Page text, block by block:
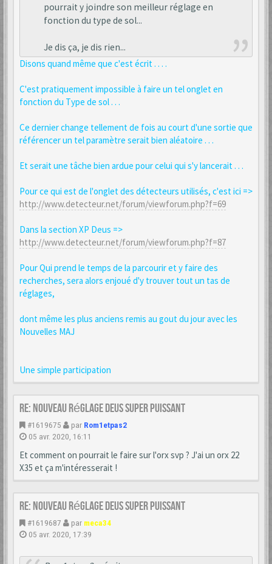
pourrait y joindre son meilleur réglage en
fonction du type de sol...
Je dis ça, je dis rien...
Disons quand même que c'est écrit . . . .
C'est pratiquement impossible à faire un tel onglet en
fonction du Type de sol . . .
Ce dernier change tellement de fois au court d'une sortie que
référencer un tel paramètre serait bien aléatoire . . .
Et serait une tâche bien ardue pour celui qui s'y lancerait . . .
Pour ce qui est de l'onglet des détecteurs utilisés, c'est ici =>
http://www.detecteur.net/forum/viewforum.php?f=69
Dans la section XP Deus =>
http://www.detecteur.net/forum/viewforum.php?f=87
Pour Qui prend le temps de la parcourir et y faire des
recherches, sera alors enjoué d'y trouver tout un tas de
réglages,
dont même les plus anciens remis au gout du jour avec les
Nouvelles MAJ
Une simple participation
Re: Nouveau réglage Deus super puissant
#1619675 par Rom1etpas2
05 avr. 2020, 16:11
Et comment on pourrait le faire sur l'orx svp ? J'ai un orx 22
X35 et ça m'intéresserait !
Re: Nouveau réglage Deus super puissant
#1619687 par meca34
05 avr. 2020, 17:39